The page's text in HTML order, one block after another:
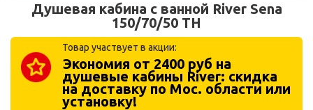
Душевая кабина с ванной River Sena
150/70/50 TH
Товар участвует в акции:
Экономия от 2400 руб на
душевые кабины River: скидка
на доставку по Мос. области или
установку!